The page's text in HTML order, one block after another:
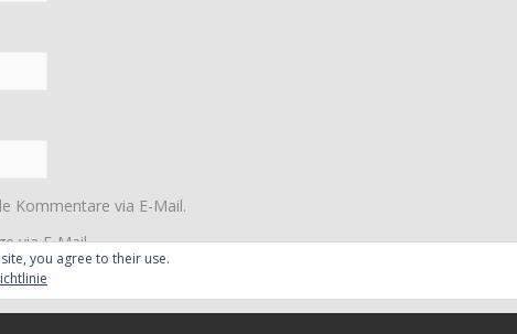
Kommentare via E-Mail.
via E-Mail.
you agree to their use.